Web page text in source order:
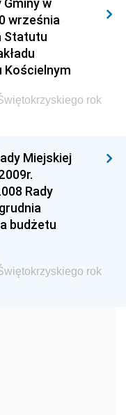
Wewnętrznych i
i Szkolnictwa
Miar
i Rozwoju Wsi
Narodowej i
i Nauki
Narodowej
Morskiej
i Dziedzictwa
września
Statutu
Kościelnym
rok
Miejskiej
Rady
budżetu
rok